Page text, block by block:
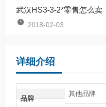
武汉HS3-3-2*零售怎么卖
2018-02-03
详细介绍
品牌
其他品牌